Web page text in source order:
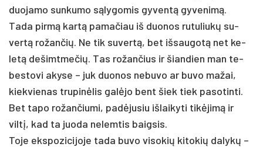
duo­ja­mo sun­ku­mo sąly­go­mis gy­ventą gy­ve­nimą.
Ta­da pirmą kartą pa­ma­čiau iš duo­nos ru­tu­liukų su­
vertą ro­žan­čių. Ne tik su­vertą, bet iš­sau­gotą net ke­
letą de­šimt­me­čių. Tas ro­žan­čius ir šian­dien man te­
bes­to­vi aky­se – juk duo­nos ne­bu­vo ar bu­vo ma­žai,
kiek­vie­nas tru­pinė­lis galė­jo bent šiek tiek pa­so­tin­ti.
Bet ta­po ro­žan­čiu­mi, pa­dėju­siu iš­lai­ky­ti tikė­jimą ir
viltį, kad ta juo­da ne­lem­tis baig­sis.
To­je eks­po­zi­ci­jo­je ta­da bu­vo vi­so­kių ki­to­kių da­lykų –